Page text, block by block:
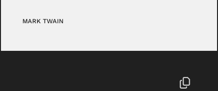
MARK TWAIN